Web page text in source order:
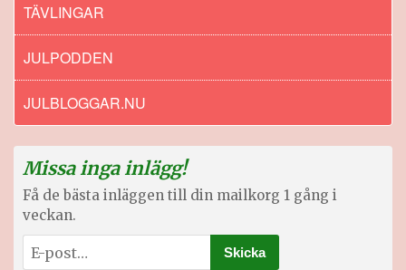
TÄVLINGAR
JULPODDEN
JULBLOGGAR.NU
Missa inga inlägg!
Få de bästa inläggen till din mailkorg 1 gång i
veckan.